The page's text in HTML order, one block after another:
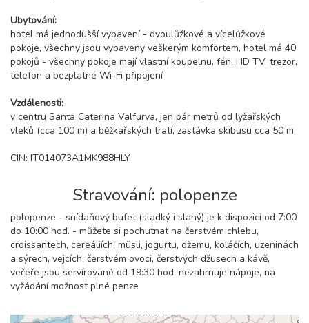
Ubytování:
hotel má jednodušší vybavení - dvoulůžkové a vícelůžkové
pokoje, všechny jsou vybaveny veškerým komfortem, hotel má 40
pokojů - všechny pokoje mají vlastní koupelnu, fén, HD TV, trezor,
telefon a bezplatné Wi-Fi připojení
Vzdálenosti:
v centru Santa Caterina Valfurva, jen pár metrů od lyžařských
vleků (cca 100 m) a běžkařských tratí, zastávka skibusu cca 50 m
CIN: IT014073A1MK988HLY
Stravování: polopenze
polopenze - snídaňový bufet (sladký i slaný) je k dispozici od 7:00
do 10:00 hod. - můžete si pochutnat na čerstvém chlebu,
croissantech, cereáliích, müsli, jogurtu, džemu, koláčích, uzeninách
a sýrech, vejcích, čerstvém ovoci, čerstvých džusech a kávě,
večeře jsou servírované od 19:30 hod, nezahrnuje nápoje, na
vyžádání možnost plné penze